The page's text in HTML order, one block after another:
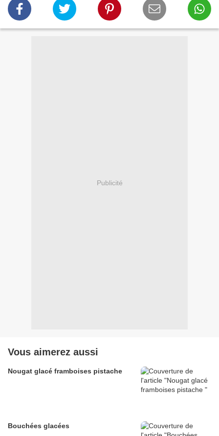
Publicité
Vous aimerez aussi
Nougat glacé framboises pistache
Bouchées glacées